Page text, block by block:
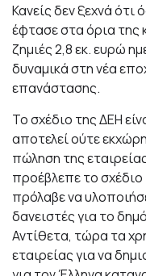
Κανείς δεν ξεχνά
έφτασε στα όρια της
ζημιές 2,8 εκ. ευρώ
δυναμικά στη νέα
επανάστασης.
Το σχέδιο της ΔΕΗ
αποτελεί ούτε
πώληση της
προέβλεπε το
πρόλαβε να
δανειστές για το
Αντίθετα, τώρα τα
εταιρείας για να